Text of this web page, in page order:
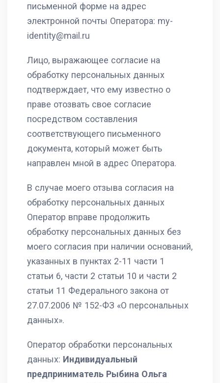
письменной форме на адрес
электронной почты Оператора: my-
identity@mail.ru
Лицо, выражающее согласие на
обработку персональных данных
подтверждает, что ему известно о
праве отозвать свое согласие
посредством составления
соответствующего письменного
документа, который может быть
направлен мной в адрес Оператора.
В случае моего отзыва согласия на
обработку персональных данных
Оператор вправе продолжить
обработку персональных данных без
моего согласия при наличии оснований,
указанных в пунктах 2-11 части 1
статьи 6, части 2 статьи 10 и части 2
статьи 11 Федерального закона от
27.07.2006 № 152-ФЗ «О персональных
данных».
Оператор обработки персональных
данных: Индивидуальный
предприниматель Рыбина Ольга